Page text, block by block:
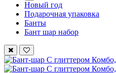
Новый год
Подарочная упаковка
Банты
Бант шар набор